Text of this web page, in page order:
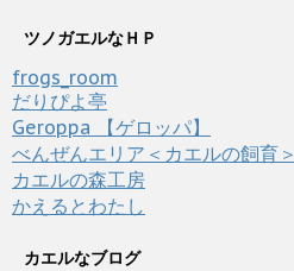
ツノガエルなＨＰ
frogs_room
だりぴよ亭
Geroppa 【ゲロッパ】
べんぜんエリア＜カエルの飼育＞
カエルの森工房
かえるとわたし
カエルなブログ